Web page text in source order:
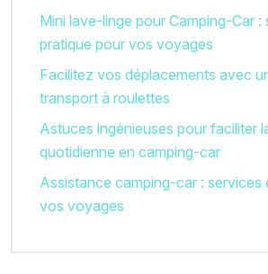
Mini lave-linge pour Camping-Car :
pratique pour vos voyages
Facilitez vos déplacements avec
transport à roulettes
Astuces ingénieuses pour faciliter
quotidienne en camping-car
Assistance camping-car : services
vos voyages